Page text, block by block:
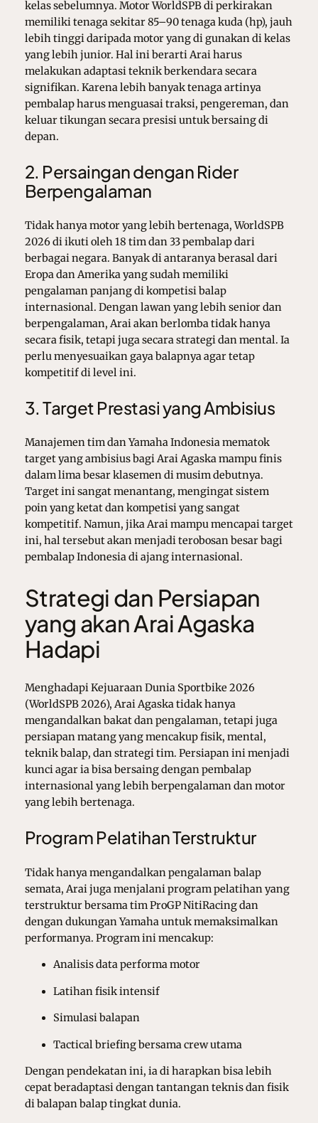
kelas sebelumnya. Motor WorldSPB di perkirakan
memiliki tenaga sekitar 85–90 tenaga kuda (hp), jauh
lebih tinggi daripada motor yang di gunakan di kelas
yang lebih junior. Hal ini berarti Arai harus
melakukan adaptasi teknik berkendara secara
signifikan. Karena lebih banyak tenaga artinya
pembalap harus menguasai traksi, pengereman, dan
keluar tikungan secara presisi untuk bersaing di
depan.
2. Persaingan dengan Rider
Berpengalaman
Tidak hanya motor yang lebih bertenaga, WorldSPB
2026 di ikuti oleh 18 tim dan 33 pembalap dari
berbagai negara. Banyak di antaranya berasal dari
Eropa dan Amerika yang sudah memiliki
pengalaman panjang di kompetisi balap
internasional. Dengan lawan yang lebih senior dan
berpengalaman, Arai akan berlomba tidak hanya
secara fisik, tetapi juga secara strategi dan mental. Ia
perlu menyesuaikan gaya balapnya agar tetap
kompetitif di level ini.
3. Target Prestasi yang Ambisius
Manajemen tim dan Yamaha Indonesia mematok
target yang ambisius bagi Arai Agaska mampu finis
dalam lima besar klasemen di musim debutnya.
Target ini sangat menantang, mengingat sistem
poin yang ketat dan kompetisi yang sangat
kompetitif. Namun, jika Arai mampu mencapai target
ini, hal tersebut akan menjadi terobosan besar bagi
pembalap Indonesia di ajang internasional.
Strategi dan Persiapan
yang akan Arai Agaska
Hadapi
Menghadapi Kejuaraan Dunia Sportbike 2026
(WorldSPB 2026), Arai Agaska tidak hanya
mengandalkan bakat dan pengalaman, tetapi juga
persiapan matang yang mencakup fisik, mental,
teknik balap, dan strategi tim. Persiapan ini menjadi
kunci agar ia bisa bersaing dengan pembalap
internasional yang lebih berpengalaman dan motor
yang lebih bertenaga.
Program Pelatihan Terstruktur
Tidak hanya mengandalkan pengalaman balap
semata, Arai juga menjalani program pelatihan yang
terstruktur bersama tim ProGP NitiRacing dan
dengan dukungan Yamaha untuk memaksimalkan
performanya. Program ini mencakup:
Analisis data performa motor
Latihan fisik intensif
Simulasi balapan
Tactical briefing bersama crew utama
Dengan pendekatan ini, ia di harapkan bisa lebih
cepat beradaptasi dengan tantangan teknis dan fisik
di balapan balap tingkat dunia.